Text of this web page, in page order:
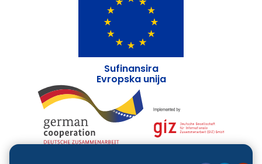
Sufinansira
Evropska unija